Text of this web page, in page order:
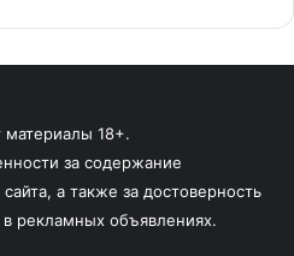
18+.
за содержание
а также за достоверность
рекламных объявлениях.